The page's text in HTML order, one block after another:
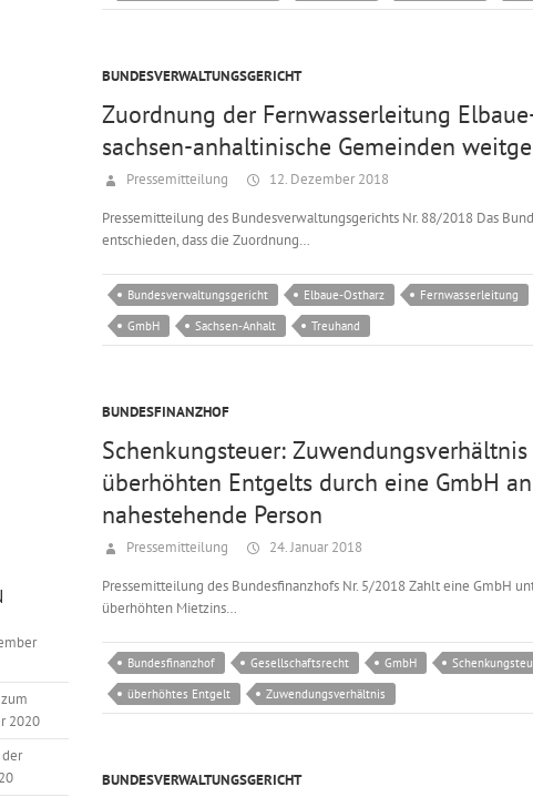
BUNDESVERWALTUNGSGERICHT
Zuordnung der Fernwasserleitung
sachsen-anhaltinische Gemeinden
Pressemitteilung 12. Dezember 2018
Pressemitteilung des Bundesverwaltungsgerichts Nr. 88/2018 Das
entschieden, dass die Zuordnung…
Bundesverwaltungsgericht Elbaue-Ostharz Fernwasserleitung
GmbH
Sachsen-Anhalt Treuhand
BUNDESFINANZHOF
Schenkungsteuer:
überhöhten Entgelts durch eine GmbH
nahestehende Person
Pressemitteilung 24. Januar 2018
Pressemitteilung des Bundesfinanzhofs Nr. 5/2018 Zahlt eine GmbH
überhöhten Mietzins…
Bundesfinanzhof Gesellschaftsrecht GmbH
überhöhtes Entgelt
Zuwendungsverhältnis
BUNDESVERWALTUNGSGERICHT
2020